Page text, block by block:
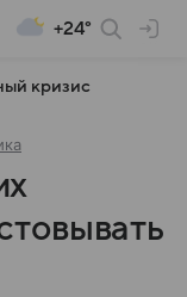
+24°
кризис